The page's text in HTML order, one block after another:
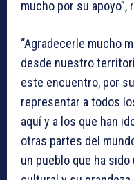
mucho por su apoyo”,
“Agradecerle mucho
desde nuestro
este encuentro, por
representar a todos
aquí y a los que han
otras partes del
un pueblo que ha